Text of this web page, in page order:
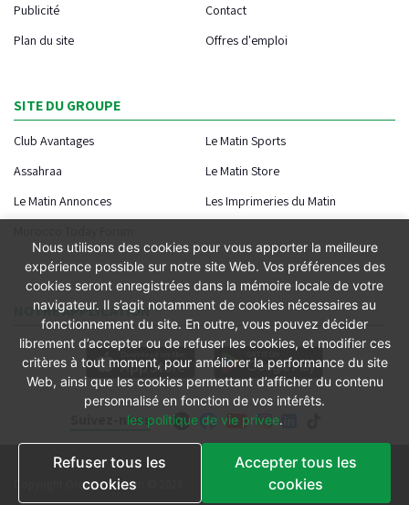
Suivez-nous
Publicité
Contact
Plan du site
Offres d'emploi
SITE DU GROUPE
Club Avantages
Le Matin Sports
Assahraa
Le Matin Store
Le Matin Annonces
Les Imprimeries du Matin
NOTRE APPLICATION
Copyright Groupe le Matin © 2026
Conditions générales
Conditions de vente
Nous utilisons des cookies pour vous apporter la meilleure
expérience possible sur notre site Web. Vos préférences des
cookies seront enregistrées dans la mémoire locale de votre
navigateur. Il s’agit notamment de cookies nécessaires au
fonctionnement du site. En outre, vous pouvez décider
librement d’accepter ou de refuser les cookies, et modifier ces
critères à tout moment, pour améliorer la performance du site
Web, ainsi que les cookies permettant d’afficher du contenu
personnalisé en fonction de vos intérêts.
les politique de vie privee.
Refuser tous les
cookies
Accepter tous les
cookies